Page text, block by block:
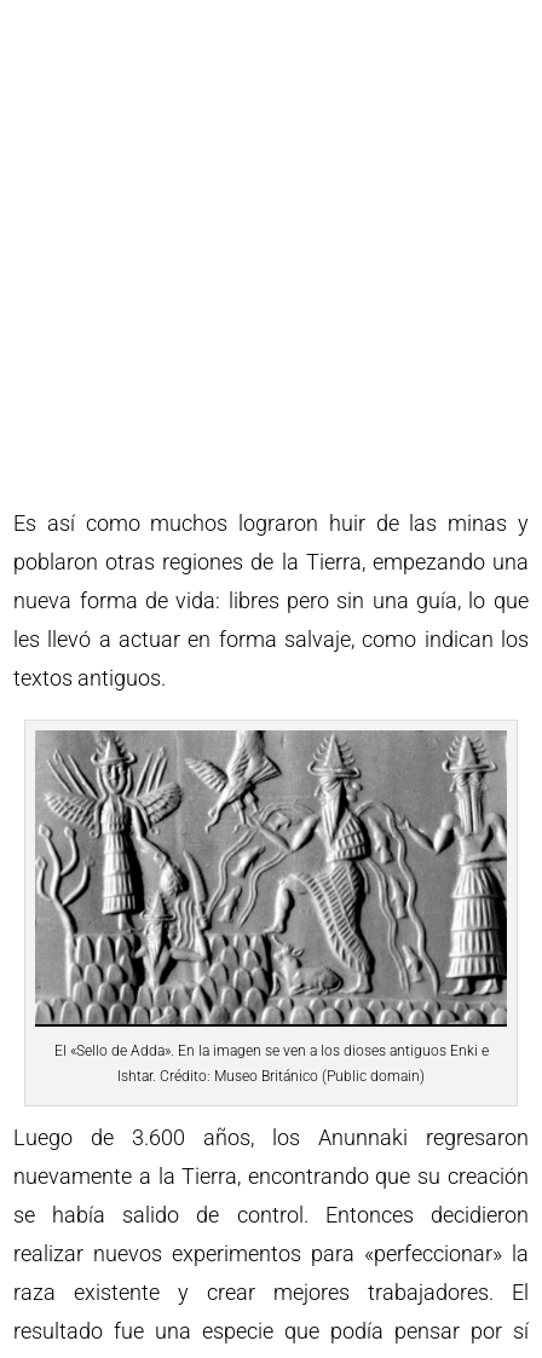
Es así como muchos lograron huir de las minas y
poblaron otras regiones de la Tierra, empezando una
nueva forma de vida: libres pero sin una guía, lo que
les llevó a actuar en forma salvaje, como indican los
textos antiguos.
El «Sello de Adda». En la imagen se ven a los dioses antiguos Enki e
Ishtar. Crédito: Museo Británico (Public domain)
Luego de 3.600 años, los Anunnaki regresaron
nuevamente a la Tierra, encontrando que su creación
se había salido de control. Entonces decidieron
realizar nuevos experimentos para «perfeccionar» la
raza existente y crear mejores trabajadores. El
resultado fue una especie que podía pensar por sí